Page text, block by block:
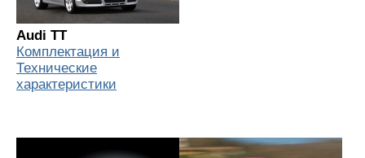
Audi TT
Комплектация и
Технические
характеристики